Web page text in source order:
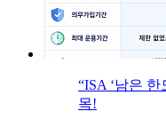
“ISA ‘남은
목!